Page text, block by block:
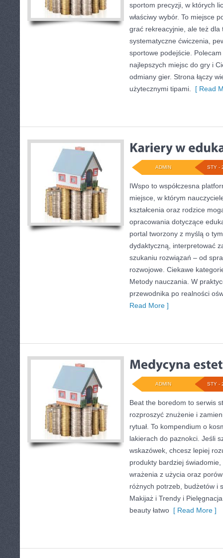
sportom precyzji, w których
właściwy wybór. To miejsce
grać rekreacyjnie, ale też
systematyczne ćwiczenia,
sportowe podejście.
najlepszych miejsc do gry i
odmiany gier. Strona łączy
użytecznymi tipami.
[ Read
STY -
ADMIN
IWspo to współczesna
miejsce, w którym
kształcenia oraz rodzice
opracowania dotyczące
portal tworzony z myślą o
dydaktyczną, interpretować
szukaniu rozwiązań – od
rozwojowe. Ciekawe
Metody nauczania. W
przewodnika po realności
Read More ]
STY -
ADMIN
Beat the boredom to serwis
rozproszyć znużenie i
rytuał. To kompendium o
lakierach do paznokci. Jeśli
wskazówek, chcesz lepiej
produkty bardziej
wrażenia z użycia oraz
różnych potrzeb, budżetów i
Makijaż i Trendy i
beauty łatwo [ Read More ]